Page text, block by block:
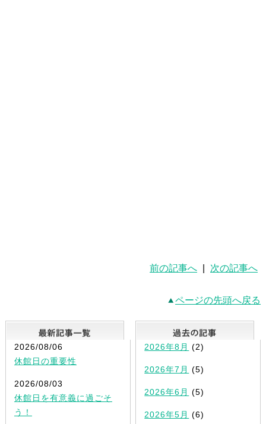
前の記事へ 次の記事へ
ページの先頭へ戻る
最新記事一覧
2026/08/06
休館日の重要性
2026/08/03
休館日を有意義に過ごそ
う！
2026年8月 (2)
2026年7月 (5)
2026年6月 (5)
2026年5月 (6)